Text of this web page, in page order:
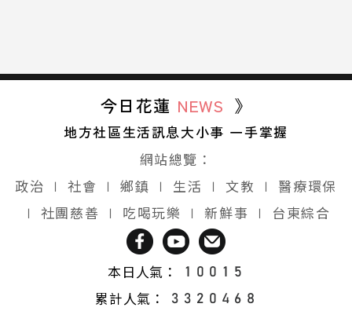
今日花蓮 NEWS 》
地方社區生活訊息大小事 一手掌握
網站總覽：
政治 ∣ 社會 ∣ 鄉鎮 ∣ 生活 ∣ 文教 ∣
醫療環保
∣ 社團慈善 ∣ 吃喝玩樂 ∣ 新鮮事 ∣ 台東綜合
本日人氣：
累計人氣：